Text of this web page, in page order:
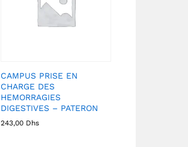
CAMPUS PRISE EN
CHARGE DES
HEMORRAGIES
DIGESTIVES – PATERON
243,00 Dhs